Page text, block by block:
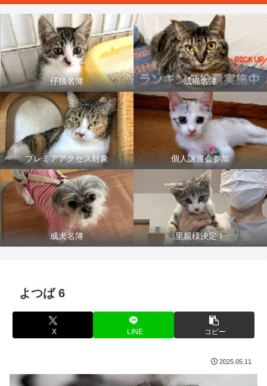
仔猫名簿 成猫名簿
プレミアアクセス対象 個人譲渡会参加
成犬名簿 里親様決定！
よつば 6
X LINE コピー
2025.05.11